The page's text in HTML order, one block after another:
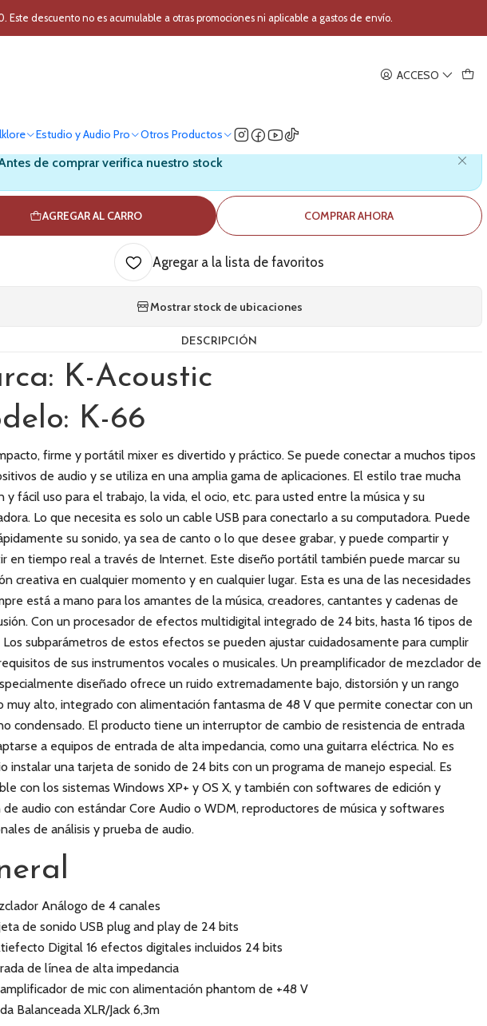
ACCESO
Estudio y Audio Pro Otros Productos
descuento no es acumulable a otras promociones ni aplicable a gastos de envío.
Mixer Analogo 4 canales USB K-Acoustic K-66
Analogo 4 canales USB K-Acoustic K-
de comprar verifica nuestro stock
AGREGAR AL CARRO COMPRAR AHORA
Agregar a la lista de favoritos
Mostrar stock de ubicaciones
DESCRIPCIÓN
K-Acoustic
K-66
firme y portátil mixer es divertido y práctico. Se puede conectar a muchos tipos
de audio y se utiliza en una amplia gama de aplicaciones. El estilo trae mucha
y fácil uso para el trabajo, la vida, el ocio, etc. para usted entre la música y su
Lo que necesita es solo un cable USB para conectarlo a su computadora. Puede
su sonido, ya sea de canto o lo que desee grabar, y puede compartir y
en tiempo real a través de Internet. Este diseño portátil también puede marcar su
creativa en cualquier momento y en cualquier lugar. Esta es una de las necesidades
está a mano para los amantes de la música, creadores, cantantes y cadenas de
Con un procesador de efectos multidigital integrado de 24 bits, hasta 16 tipos de
subparámetros de estos efectos se pueden ajustar cuidadosamente para cumplir
de sus instrumentos vocales o musicales. Un preamplificador de mezclador de
diseñado ofrece un ruido extremadamente bajo, distorsión y un rango
muy alto, integrado con alimentación fantasma de 48 V que permite conectar con un
condensado. El producto tiene un interruptor de cambio de resistencia de entrada
a equipos de entrada de alta impedancia, como una guitarra eléctrica. No es
instalar una tarjeta de sonido de 24 bits con un programa de manejo especial. Es
con los sistemas Windows XP+ y OS X, y también con softwares de edición y
de audio con estándar Core Audio o WDM, reproductores de música y softwares
de análisis y prueba de audio.
Análogo de 4 canales
de sonido USB plug and play de 24 bits
Digital 16 efectos digitales incluidos 24 bits
de línea de alta impedancia
de mic con alimentación phantom de +48 V
Balanceada XLR/Jack 6,3m